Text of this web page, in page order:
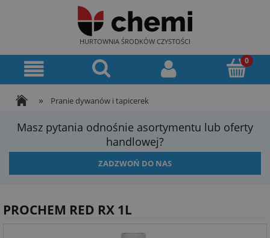
HURTOWNIA ŚRODKÓW CZYSTOŚCI
» Pranie dywanów i tapicerek
Masz pytania odnośnie asortymentu lub oferty
handlowej?
ZADZWOŃ DO NAS
PROCHEM RED RX 1L